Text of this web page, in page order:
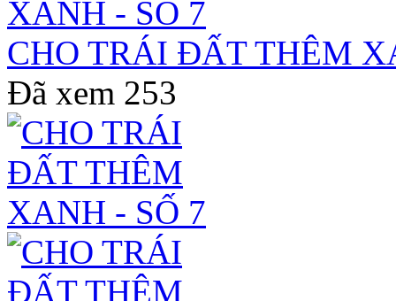
CHO TRÁI ĐẤT THÊM
Đã xem 253